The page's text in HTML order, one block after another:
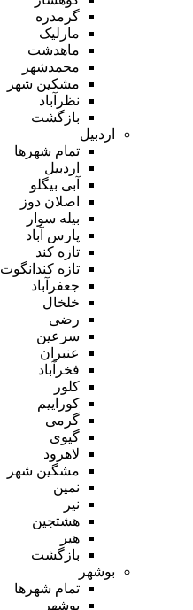
گرمدره
مارلیک
ماهدشت
محمدشهر
مشکین شهر
نظرآباد
بازگشت
اردبیل
تمام شهر‌ها
اردبیل
آبی بیگلو
اصلان دوز
بیله سوار
پارس آباد
تازه کند
تازه کندانگوت
جعفرآباد
خلخال
رضی
سرعین
عنبران
فخرآباد
کلور
کوراییم
گرمی
گیوی
لاهرود
مشگین شهر
نمین
نیر
هشتجین
هیر
بازگشت
بوشهر
تمام شهر‌ها
بوشهر